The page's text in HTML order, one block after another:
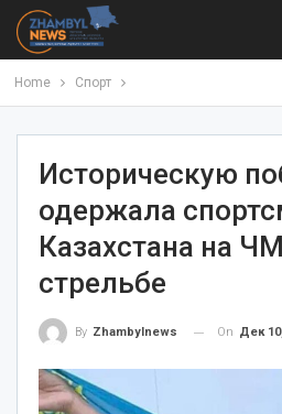
Home Спорт
Историческую
одержала
Казахстана на
стрельбе
By Zhambylnews On Дек